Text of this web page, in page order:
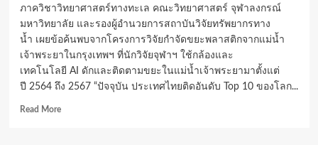
ภาควิชาวิทยาศาสตร์ทางทะเล คณะวิทยาศาสตร์ จุฬาลงกรณ์
มหาวิทยาลัย และรองผู้อำนวยการสถาบันวิจัยทรัพยากรทาง
น้ำ เผยข้อค้นพบจากโครงการวิจัยกำจัดขยะพลาสติกจากแม่น้ำ
เจ้าพระยาในกรุงเทพฯ ที่นักวิจัยจุฬาฯ ใช้กล้องและ
เทคโนโลยี AI ดักและติดตามขยะในแม่น้ำเจ้าพระยามาตั้งแต่
ปี 2564 ถึง 2567 “ปัจจุบัน ประเทศไทยติดอันดับ Top 10 ของโลก...
Read MoreRead